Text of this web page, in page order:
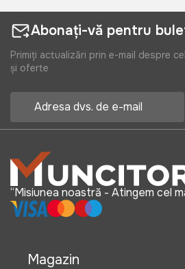
Abonați-vă pentru
Primiți actualizări prin e-mail despre
și oferte
“Misiunea noastră - Atingem cel
Magazin